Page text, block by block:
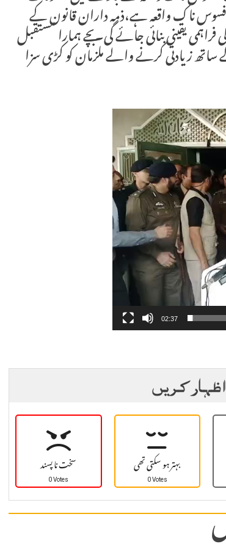
ناک واقعہ ہے،ذمہ داران قانون کے
یقینی بنائی جائے گی۔بچے ہمارا مستقبل
زیادتی کرنے والے ملزمان کو کڑی سزا
02:37
اظہار کریں
سخت نا پسند
0 Votes بہتر ہو سکتی تھی
0 Votes